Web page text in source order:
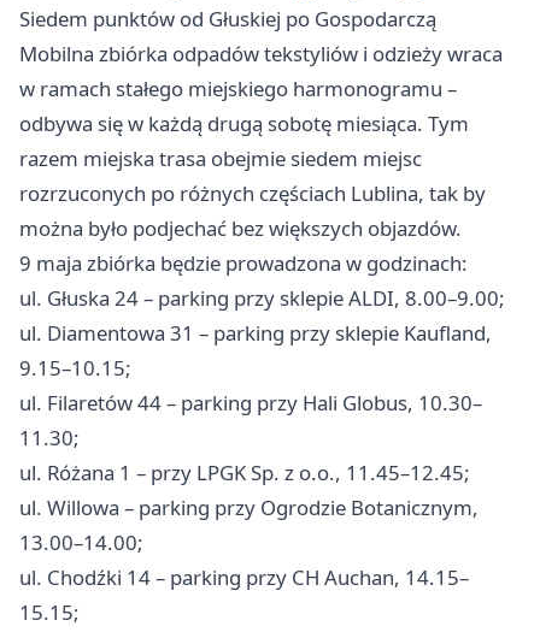
Siedem punktów od Głuskiej po Gospodarczą
Mobilna zbiórka odpadów tekstyliów i odzieży wraca
w ramach stałego miejskiego harmonogramu –
odbywa się w każdą drugą sobotę miesiąca. Tym
razem miejska trasa obejmie siedem miejsc
rozrzuconych po różnych częściach Lublina, tak by
można było podjechać bez większych objazdów.
9 maja zbiórka będzie prowadzona w godzinach:
ul. Głuska 24 – parking przy sklepie ALDI, 8.00–9.00;
ul. Diamentowa 31 – parking przy sklepie Kaufland,
9.15–10.15;
ul. Filaretów 44 – parking przy Hali Globus, 10.30–
11.30;
ul. Różana 1 – przy LPGK Sp. z o.o., 11.45–12.45;
ul. Willowa – parking przy Ogrodzie Botanicznym,
13.00–14.00;
ul. Chodźki 14 – parking przy CH Auchan, 14.15–
15.15;